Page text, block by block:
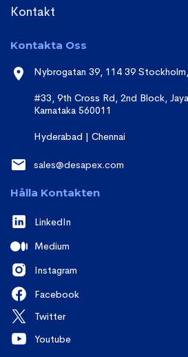
Kontakt
Kontakta Oss
Nybrogatan 39, 114 39
#33, 9th Cross Rd, 2nd Block,
Karnataka 560011
Hyderabad | Chennai
sales@desapex.com
Hålla Kontakten
LinkedIn
Medium
Instagram
Facebook
Twitter
Youtube